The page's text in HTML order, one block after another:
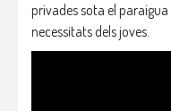
privades sota el paraigua
necessitats dels joves.